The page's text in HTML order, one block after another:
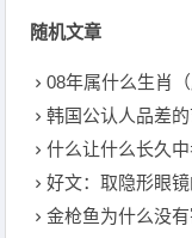
随机文章
08年属什么生肖
韩国公认人品差
什么让什么长久中
好文：取隐形眼
金枪鱼为什么没